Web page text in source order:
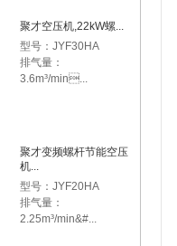
聚才空压机,22kW螺...
型号：JYF30HA
排气量：
3.6m³/min...
聚才变频螺杆节能空压
机...
型号：JYF20HA
排气量：
2.25m³/min&#...